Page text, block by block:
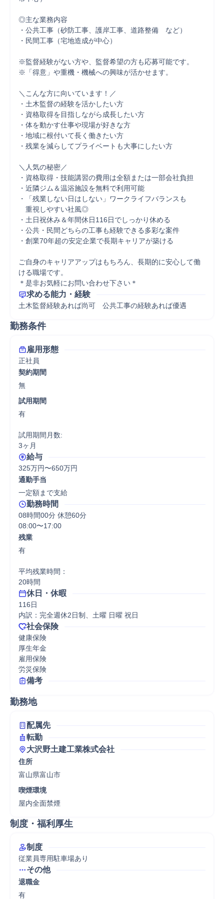
◎主な業務内容
・公共工事（砂防工事、護岸工事、道路整備　など）
・民間工事（宅地造成が中心）
※監督経験がない方や、監督希望の方も応募可能です。
※「得意」や重機・機械への興味が活かせます。
＼こんな方に向いています！／
・土木監督の経験を活かしたい方
・資格取得を目指しながら成長したい方
・体を動かす仕事や現場が好きな方
・地域に根付いて長く働きたい方
・残業を減らしてプライベートも大事にしたい方
＼人気の秘密／
・資格取得・技能講習の費用は全額または一部会社負担
・近隣ジム＆温浴施設を無料で利用可能
・「残業しない日はしない」ワークライフバランスも
重視しやすい社風◎
・土日祝休み＆年間休日116日でしっかり休める
・公共・民間どちらの工事も経験できる多彩な案件
・創業70年超の安定企業で長期キャリアが築ける
ご自身のキャリアアップはもちろん、長期的に安心して働
ける職場です。
＊是非お気軽にお問い合わせ下さい＊
求める能力・経験
土木監督経験あれば尚可　公共工事の経験あれば優遇
勤務条件
雇用形態
正社員
契約期間
無
試用期間
有
試用期間月数:
3ヶ月
給与
325万円〜650万円
通勤手当
一定額まで支給
勤務時間
08時間00分 休憩60分
08:00〜17:00
残業
有
平均残業時間：
20時間
休日・休暇
116日
内訳：完全週休2日制、土曜 日曜 祝日
社会保険
健康保険
厚生年金
雇用保険
労災保険
備考
勤務地
配属先
転勤
大沢野土建工業株式会社
住所
富山県富山市
喫煙環境
屋内全面禁煙
制度・福利厚生
制度
従業員専用駐車場あり
その他
退職金
有